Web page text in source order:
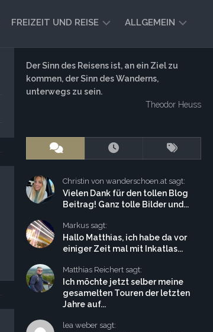
FREIZEIT UND REISE
CAMPING
VANLIFE
FREIZEIT-
ALLGEMEIN
AKTUELL
AUSBLICK
Der Sinn des Reisens ist, an ein Ziel zu
kommen, der Sinn des Wanderns,
unterwegs zu sein.
Theodor Heuss
Christin von wanderschoen.at sagt:
Vielen Dank für den tollen Blog
Beitrag! Ganz tolle Bilder und...
Markus sagt:
Hallo Matthias, ich habe da vor
einiger Zeit mal mit Inkatlas...
Matthias Reichert sagt:
Ich möchte jetzt selber meine
gesamelten Touren der letzten
Jahre auf...
lea weber sagt: